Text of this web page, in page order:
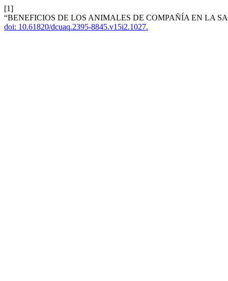
[1]
“BENEFICIOS DE LOS ANIMALES DE COMPAÑÍA EN LA
doi: 10.61820/dcuaq.2395-8845.v15i2.1027.